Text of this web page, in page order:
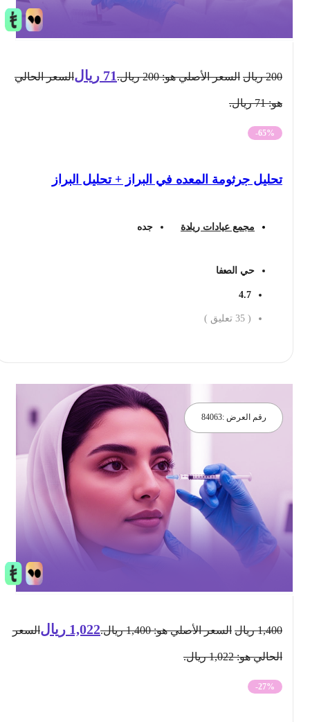
ريال السعر الأصلي هو: 200 ريال. 71 ريال السعر الحالي
-65%
تحليل جرثومة المعده في البراز + تحليل البراز
مجمع عيادات ريادة جده
حي الصفا
4.7
35 تعليق )
رقم العرض :84063
1,400 ريال السعر الأصلي هو: 1,400 ريال. 1,022 ريال السعر
الحالي هو: 1,022 ريال.
-27%